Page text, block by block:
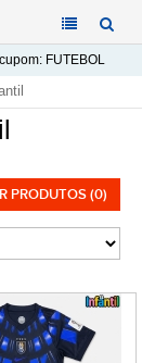
FUTEBOL
PRODUTOS (0)